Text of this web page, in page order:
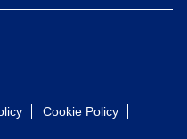
Cookie Policy